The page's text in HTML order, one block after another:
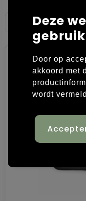
Overige tassen
Promotietassen
Reistassen
Rugzakken
Schoudertassen
Strandtassen
T-shirts
Vesten
Schoenen
Deze
Door op
akkoord met
wordt